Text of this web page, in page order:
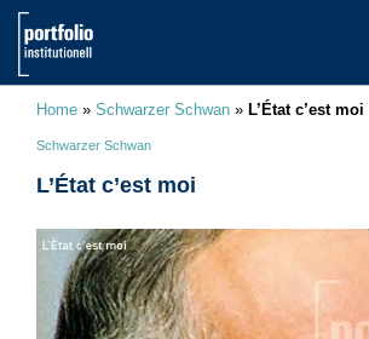
Home » Schwarzer Schwan » L’État c’est moi
Schwarzer Schwan
L’État c’est moi